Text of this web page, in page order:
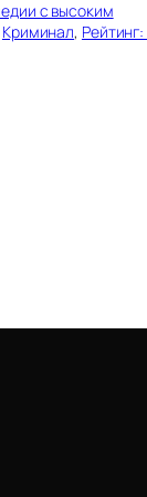
с высоким
Криминал,